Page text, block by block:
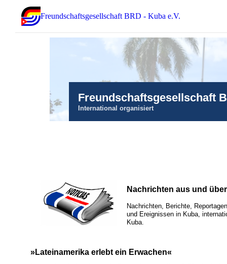
Freundschaftsgesellschaft BRD - Kuba e.V.
Freundschaftsgesellschaft
International organisiert
Nachrichten aus und
Nachrichten, Berichte,
und Ereignissen in Kuba,
Kuba.
»Lateinamerika erlebt ein Erwachen«